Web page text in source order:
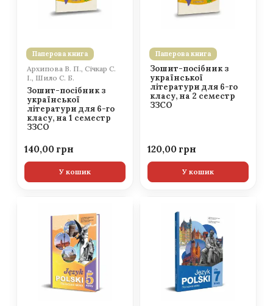
Паперова книга
Архипова В. П., Січкар С.
І., Шило С. Б.
Зошит-посібник з
української
літератури для 6-го
класу, на 1 семестр
ЗЗСО
140,00
У кошик
Паперова книга
Зошит-посібник з
української
літератури для 6-го
класу, на 2 семестр
ЗЗСО
120,00
У кошик